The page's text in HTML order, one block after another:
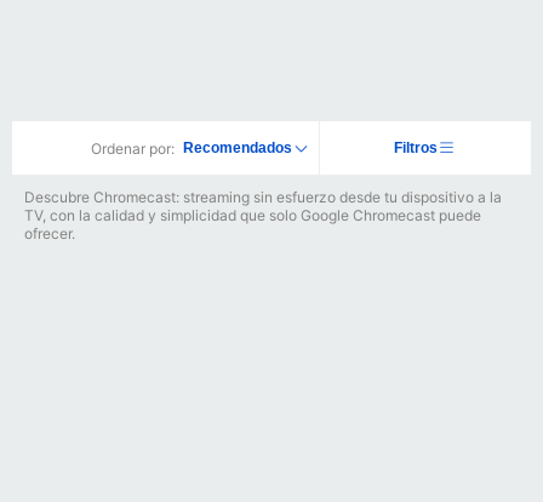
Ordenar por: Recomendados Filtros
Descubre Chromecast: streaming sin esfuerzo desde tu dispositivo a la
TV, con la calidad y simplicidad que solo Google Chromecast puede
ofrecer.